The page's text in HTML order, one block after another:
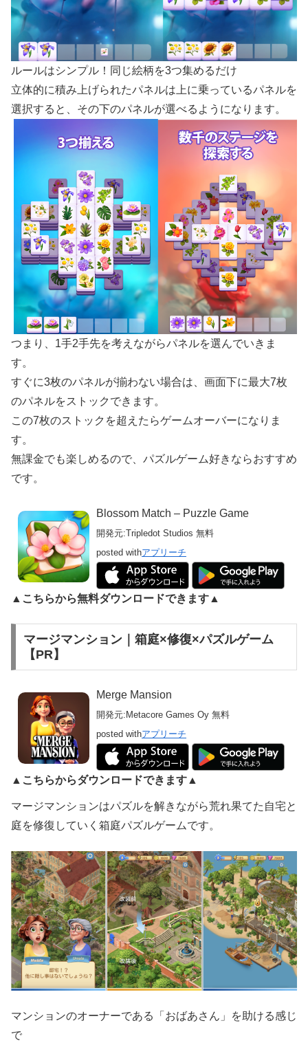
ルールはシンプル！同じ絵柄を3つ集めるだけ
立体的に積み上げられたパネルは上に乗っているパネルを
選択すると、その下のパネルが選べるようになります。
つまり、1手2手先を考えながらパネルを選んでいきま
す。
すぐに3枚のパネルが揃わない場合は、画面下に最大7枚
のパネルをストックできます。
この7枚のストックを超えたらゲームオーバーになりま
す。
無課金でも楽しめるので、パズルゲーム好きならおすすめ
です。
Blossom Match – Puzzle Game
開発元:Tripledot Studios 無料
posted withアプリーチ
▲こちらから無料ダウンロードできます▲
マージマンション｜箱庭×修復×パズルゲーム
【PR】
Merge Mansion
開発元: Metacore Games Oy 無料
posted withアプリーチ
▲こちらからダウンロードできます▲
マージマンションはパズルを解きながら荒れ果てた自宅と
庭を修復していく箱庭パズルゲームです。
マンションのオーナーである「おばあさん」を助ける感じ
で